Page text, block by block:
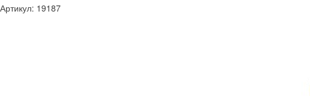
Артикул: 19187